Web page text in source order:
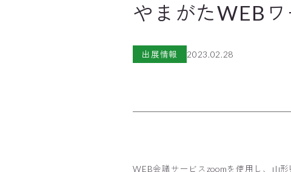
やまがたWEBワ
出展情報 2023.02.28
WEB会議サービスzoomを使用し、山